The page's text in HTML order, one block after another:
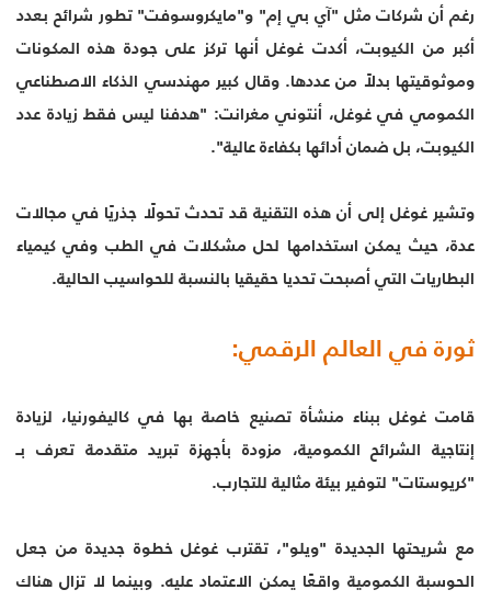
رغم أن شركات مثل "آي بي إم" و"مايكروسوفت" تطور شرائح بعدد
أكبر من الكيوبت، أكدت غوغل أنها تركز على جودة هذه المكونات
وموثوقيتها بدلاً من عددها. وقال كبير مهندسي الذكاء الاصطناعي
الكمومي في غوغل، أنتوني مغرانت: "هدفنا ليس فقط زيادة عدد
الكيوبت، بل ضمان أدائها بكفاءة عالية".
وتشير غوغل إلى أن هذه التقنية قد تحدث تحولًا جذريًا في مجالات
عدة، حيث يمكن استخدامها لحل مشكلات في الطب وفي كيمياء
البطاريات التي أصبحت تحديا حقيقيا بالنسبة للحواسيب الحالية.
ثورة في العالم الرقمي:
قامت غوغل ببناء منشأة تصنيع خاصة بها في كاليفورنيا، لزيادة
إنتاجية الشرائح الكمومية، مزودة بأجهزة تبريد متقدمة تعرف بـ
"كريوستات" لتوفير بيئة مثالية للتجارب.
مع شريحتها الجديدة "ويلو"، تقترب غوغل خطوة جديدة من جعل
الحوسبة الكمومية واقعًا يمكن الاعتماد عليه. وبينما لا تزال هناك